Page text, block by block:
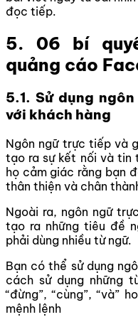
đọc tiếp.
5. 06 bí
quảng cáo
5.1. Sử dụng
với khách hàng
Ngôn ngữ trực tiếp và
tạo ra sự kết nối và tin
họ cảm giác rằng bạn
thân thiện và chân
Ngoài ra, ngôn ngữ
tạo ra những tiêu đề
phải dùng nhiều từ ngữ.
Bạn có thể sử dụng
cách sử dụng những
“đừng”, “cùng”, “và”
mệnh lệnh